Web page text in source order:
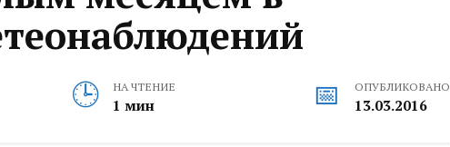
НА ЧТЕНИЕ
1 мин
ОПУБЛИКОВАНО
13.03.2016